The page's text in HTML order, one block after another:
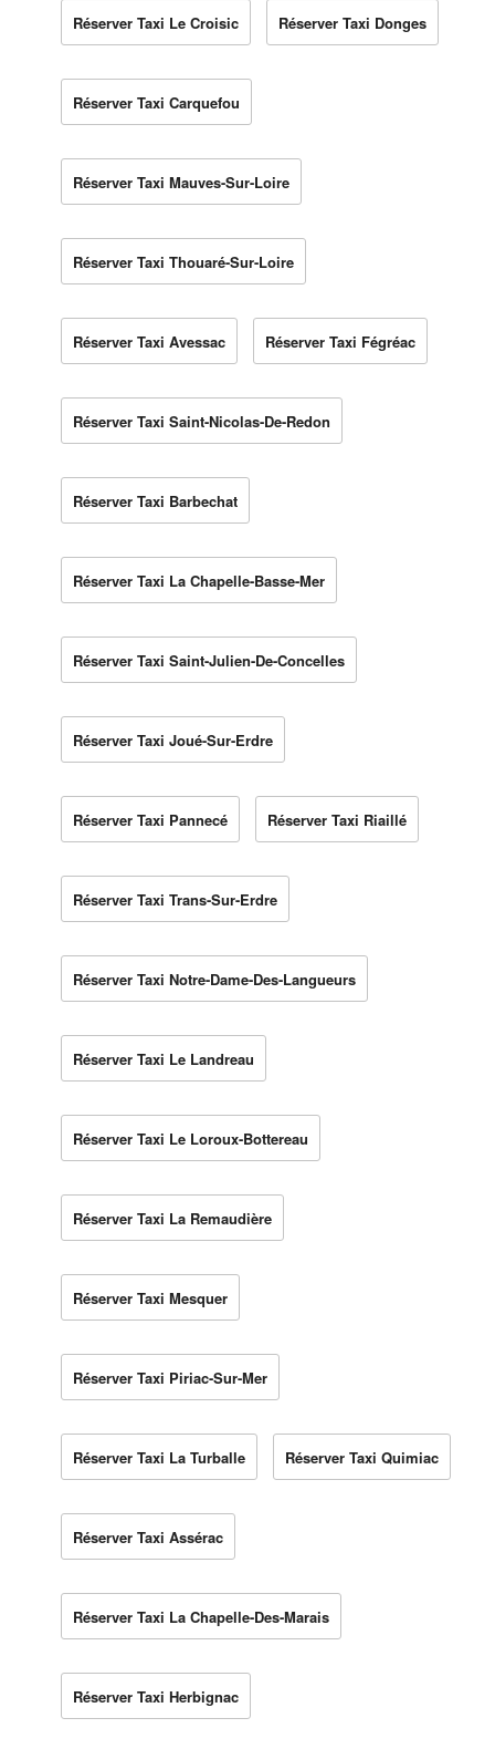
Réserver Taxi Le Croisic Réserver Taxi Donges
Réserver Taxi Carquefou
Réserver Taxi Mauves-Sur-Loire
Réserver Taxi Thouaré-Sur-Loire
Réserver Taxi Avessac Réserver Taxi Fégréac
Réserver Taxi Saint-Nicolas-De-Redon
Réserver Taxi Barbechat
Réserver Taxi La Chapelle-Basse-Mer
Réserver Taxi Saint-Julien-De-Concelles
Réserver Taxi Joué-Sur-Erdre
Réserver Taxi Pannecé Réserver Taxi Riaillé
Réserver Taxi Trans-Sur-Erdre
Réserver Taxi Notre-Dame-Des-Langueurs
Réserver Taxi Le Landreau
Réserver Taxi Le Loroux-Bottereau
Réserver Taxi La Remaudière
Réserver Taxi Mesquer
Réserver Taxi Piriac-Sur-Mer
Réserver Taxi La Turballe Réserver Taxi Quimiac
Réserver Taxi Assérac
Réserver Taxi La Chapelle-Des-Marais
Réserver Taxi Herbignac